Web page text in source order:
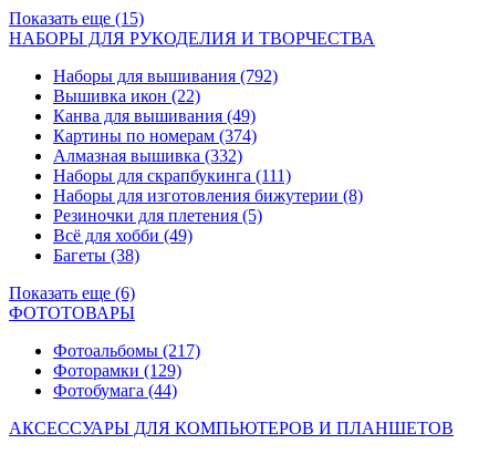
Показать еще (15)
НАБОРЫ ДЛЯ РУКОДЕЛИЯ И ТВОРЧЕСТВА
Наборы для вышивания (792)
Вышивка икон (22)
Канва для вышивания (49)
Картины по номерам (374)
Алмазная вышивка (332)
Наборы для скрапбукинга (111)
Наборы для изготовления бижутерии (8)
Резиночки для плетения (5)
Всё для хобби (49)
Багеты (38)
Показать еще (6)
ФОТОТОВАРЫ
Фотоальбомы (217)
Фоторамки (129)
Фотобумага (44)
АКСЕССУАРЫ ДЛЯ КОМПЬЮТЕРОВ И ПЛАНШЕТОВ